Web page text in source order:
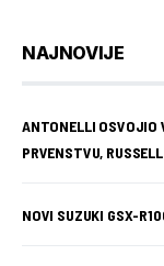
NAJNOVIJE
ANTONELLI OSVOJIO
PRVENSTVU,
NOVI SUZUKI GSX-